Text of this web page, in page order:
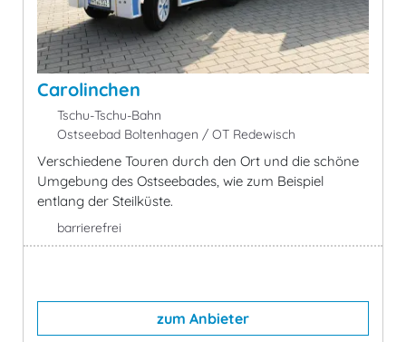
Carolinchen
Tschu-Tschu-Bahn
Ostseebad Boltenhagen / OT Redewisch
Verschiedene Touren durch den Ort und die schöne
Umgebung des Ostseebades, wie zum Beispiel
entlang der Steilküste.
barrierefrei
zum Anbieter